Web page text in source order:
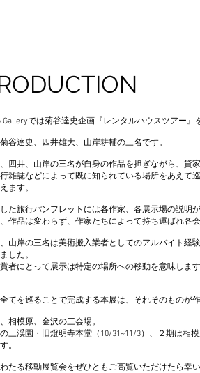
Galleryでは菊谷達史企画『レンタルハウスツアー』
谷達史、四井雄大、山岸耕輔の三名です。
四井、山岸の三名が自身の作品を担ぎながら、貸
雑誌などによって既に知られている場所をあえて
ます。
た旅行パンフレットには各作家、各展示場の説明
作品は変わらず、作家たちによって持ち運ばれ各
山岸の三名は美術搬入業者としてのアルバイト経
した。
者にとって展示は特定の場所への移動を意味しま
てを巡ることで完成する本展は、それそのものが
相模原、金沢の三会場。
三渓園・旧燈明寺本堂（10/31~11/3）、２期は相
。
たる移動展覧会をぜひともご高覧いただけたら幸い